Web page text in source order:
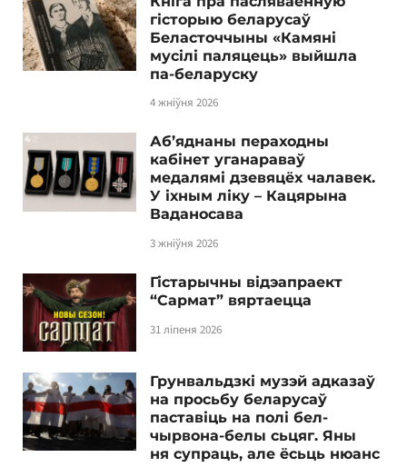
гісторыю беларусаў
Беласточчыны «Камяні
мусілі паляцець» выйшла
па-беларуску
4 жніўня 2026
Аб’яднаны пераходны
кабінет уганараваў
медалямі дзевяцёх чалавек.
У іхным ліку – Кацярына
Ваданосава
3 жніўня 2026
Гістарычны відэапраект
“Сармат” вяртаецца
31 ліпеня 2026
Грунвальдзкі музэй адказаў
на просьбу беларусаў
паставіць на полі бел-
чырвона-белы сьцяг. Яны
ня супраць, але ёсьць нюанс